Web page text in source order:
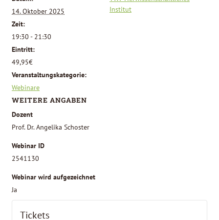
14. Oktober 2025
Zeit:
19:30 - 21:30
Eintritt:
49,95€
Veranstaltungskategorie:
Webinare
Institut
WEITERE ANGABEN
Dozent
Prof. Dr. Angelika Schoster
Webinar ID
2541130
Webinar wird aufgezeichnet
Ja
Tickets